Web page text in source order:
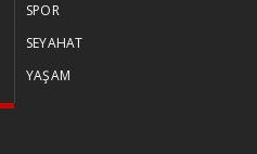
SPOR
SEYAHAT
YAŞAM